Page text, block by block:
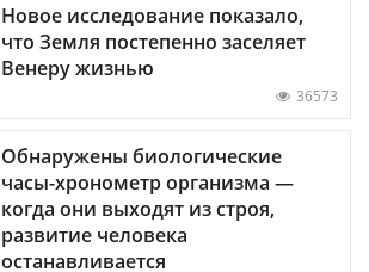
Новое исследование показало,
что Земля постепенно заселяет
Венеру жизнью
36573
Обнаружены биологические
часы-хронометр организма —
когда они выходят из строя,
развитие человека
останавливается